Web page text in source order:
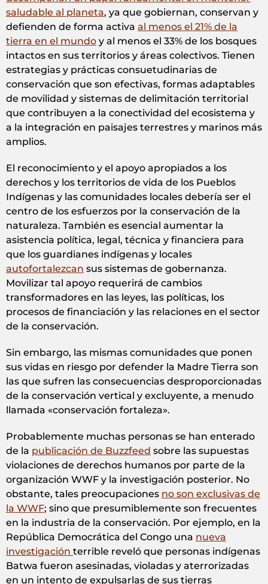
saludable al planeta, ya que gobiernan, conservan y
defienden de forma activa al menos el 21% de la
tierra en el mundo y al menos el 33% de los bosques
intactos en sus territorios y áreas colectivos. Tienen
estrategias y prácticas consuetudinarias de
conservación que son efectivas, formas adaptables
de movilidad y sistemas de delimitación territorial
que contribuyen a la conectividad del ecosistema y
a la integración en paisajes terrestres y marinos más
amplios.
El reconocimiento y el apoyo apropiados a los
derechos y los territorios de vida de los Pueblos
Indígenas y las comunidades locales debería ser el
centro de los esfuerzos por la conservación de la
naturaleza. También es esencial aumentar la
asistencia política, legal, técnica y financiera para
que los guardianes indígenas y locales
autofortalezcan sus sistemas de gobernanza.
Movilizar tal apoyo requerirá de cambios
transformadores en las leyes, las políticas, los
procesos de financiación y las relaciones en el sector
de la conservación.
Sin embargo, las mismas comunidades que ponen
sus vidas en riesgo por defender la Madre Tierra son
las que sufren las consecuencias desproporcionadas
de la conservación vertical y excluyente, a menudo
llamada «conservación fortaleza».
Probablemente muchas personas se han enterado
de la publicación de Buzzfeed sobre las supuestas
violaciones de derechos humanos por parte de la
organización WWF y la investigación posterior. No
obstante, tales preocupaciones no son exclusivas de
la WWF; sino que presumiblemente son frecuentes
en la industria de la conservación. Por ejemplo, en la
República Democrática del Congo una nueva
investigación terrible reveló que personas indígenas
Batwa fueron asesinadas, violadas y aterrorizadas
en un intento de expulsarlas de sus tierras